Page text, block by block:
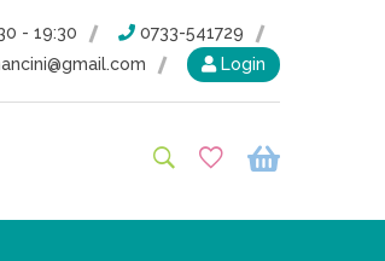
- 19:30
0733-541729
Login